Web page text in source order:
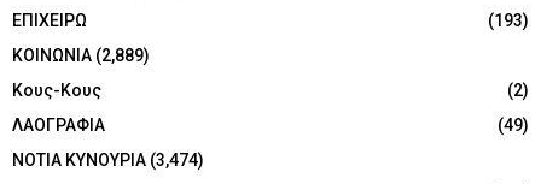
ΕΠΙΧΕΙΡΩ
(193)
ΚΟΙΝΩΝΙΑ (2,889)
Κους-Κους
(2)
ΛΑΟΓΡΑΦΙΑ
(49)
ΝΟΤΙΑ ΚΥΝΟΥΡΙΑ (3,474)